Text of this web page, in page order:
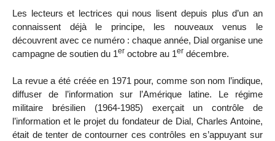
Les lecteurs et lectrices qui nous lisent depuis plus d’un an
connaissent déjà le principe, les nouveaux venus le
découvrent avec ce numéro : chaque année, Dial organise une
campagne de soutien du 1er octobre au 1er décembre.
La revue a été créée en 1971 pour, comme son nom l’indique,
diffuser de l’information sur l’Amérique latine. Le régime
militaire brésilien (1964-1985) exerçait un contrôle de
l’information et le projet du fondateur de Dial, Charles Antoine,
était de tenter de contourner ces contrôles en s’appuyant sur